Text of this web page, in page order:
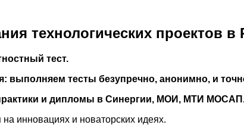
технологических проектов
тест.
выполняем тесты безупречно, анонимно, и
и дипломы в Синергии, МОИ, МТИ
инновациях и новаторских идеях.